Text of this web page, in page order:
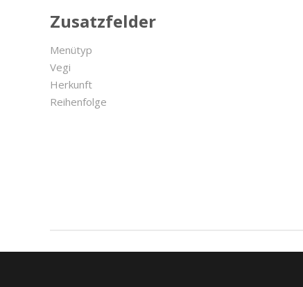
Zusatzfelder
Menütyp
Vegi
Herkunft
Reihenfolge